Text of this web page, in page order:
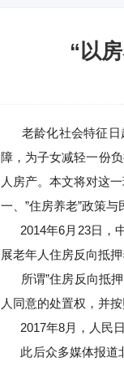
“以
老龄化社会特征日
障，为子女减轻一份
人房产。本文将对这
一、”住房养老”政策与
2014年6月23日，
展老年人住房反向抵
所谓”住房反向抵
人同意的处置权，并
2017年8月，人民
此后众多媒体报道